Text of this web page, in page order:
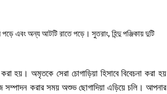
এবং অন্য আটটি রাতে পড়ে। সুতরাং, হিন্দু পঞ্জিকায় দুটি
হয়। অমৃতকে সেরা চোগাড়িয়া হিসাবে বিবেচনা করা হয়
করার সময় অশুভ ছোগাদিয়া এড়িয়ে চলি। আপনার